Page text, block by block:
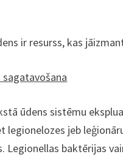
ir resurss, kas
ūdens sistēmu
legionelozes jeb
Legionellas baktērijas